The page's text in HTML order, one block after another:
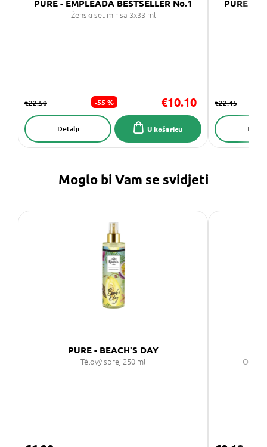
PURE - EMPLEADA BESTSELLER No.1
Ženski set mirisa 3x33 ml
€22.50 €10.10
-55 %
U košaricu
Detalji
PURE -
€22.45
Moglo bi Vam se svidjeti
PURE - BEACH'S DAY
Tělový sprej 250 ml